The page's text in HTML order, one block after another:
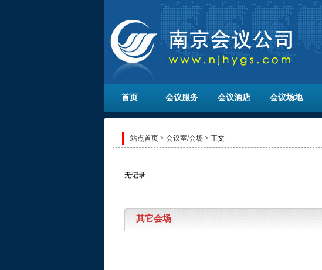
首页 会议服务 会议酒店 会议场地
站点首页 > 会议室/会场 > 正文
无记录
其它会场